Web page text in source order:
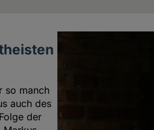
so manch
auch des
der